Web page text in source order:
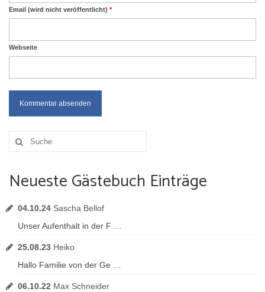
Email (wird nicht veröffentlicht) *
Webseite
Suche
nach:
Neueste Gästebuch Einträge
04.10.24 Sascha Bellof
Unser Aufenthalt in der F …
25.08.23 Heiko
Hallo Familie von der Ge …
06.10.22 Max Schneider